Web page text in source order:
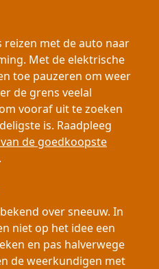
reizen met de auto naar
Met de elektrische
toe pauzeren om weer
de grens veelal
vooraf uit te zoeken
is. Raadpleeg
de goedkoopste
.
over sneeuw. In
niet op het idee een
en pas halverwege
de weerkundigen met